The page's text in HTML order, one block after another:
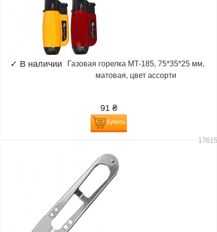
✓ В наличии
Газовая горелка MT-185, 75*35*25 мм,
матовая, цвет ассорти
91 ₴
Купить